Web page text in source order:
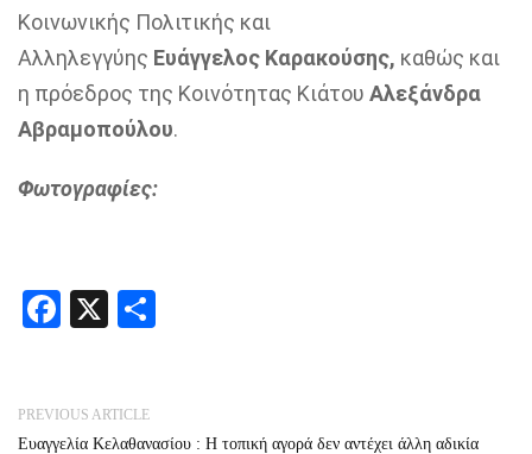
Κοινωνικής Πολιτικής και
Αλληλεγγύης Ευάγγελος Καρακούσης, καθώς και
η πρόεδρος της Κοινότητας Κιάτου Αλεξάνδρα
Αβραμοπούλου.
Φωτογραφίες:
Facebook
X
PREVIOUS ARTICLE
Ευαγγελία Κελαθανασίου : Η τοπική αγορά δεν αντέχει άλλη αδικία